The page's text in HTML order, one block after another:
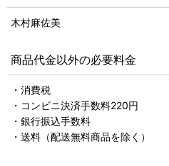
木村麻佐美
商品代金以外の必要料金
・消費税
・コンビニ決済手数料220円
・銀行振込手数料
・送料（配送無料商品を除く）